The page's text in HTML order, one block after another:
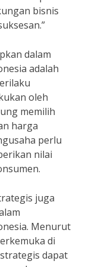
bisnis
dalam
adalah
oleh
memilih
harga
perlu
nilai
juga
Menurut
di
dapat